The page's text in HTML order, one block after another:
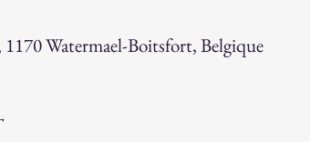
1170 Watermael-Boitsfort, Belgique